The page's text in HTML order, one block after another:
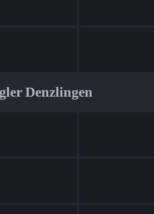
Denzlingen